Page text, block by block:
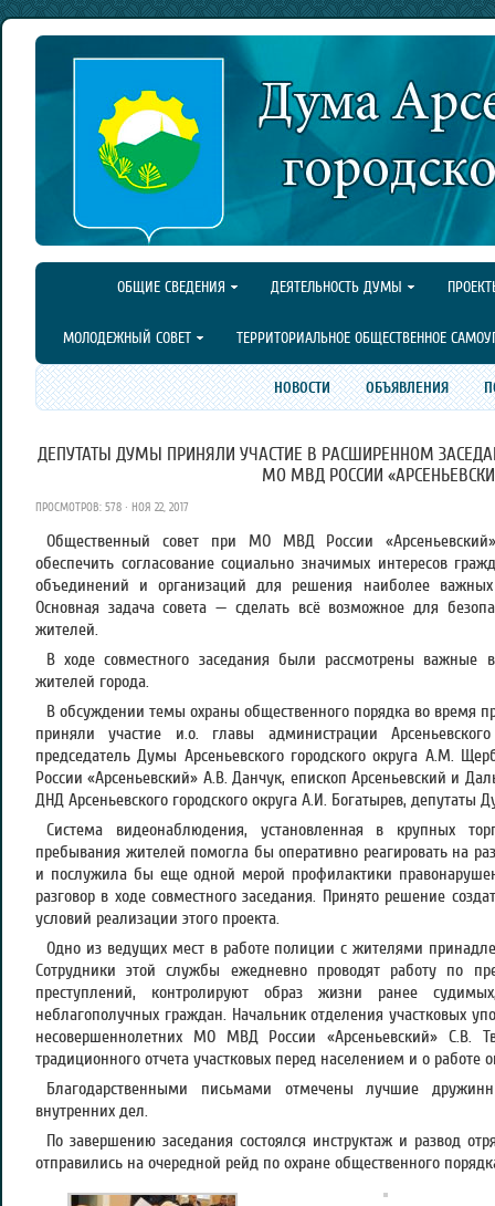
ОБЩИЕ СВЕДЕНИЯ ДЕЯТЕЛЬНОСТЬ ДУМЫ
МОЛОДЕЖНЫЙ СОВЕТ ТЕРРИТОРИАЛЬНОЕ ОБЩЕСТВЕННОЕ
НОВОСТИ ОБЪЯВЛЕНИЯ
ДЕПУТАТЫ ДУМЫ ПРИНЯЛИ УЧАСТИЕ В РАСШИРЕННОМ
МО МВД РОССИИ
ПРОСМОТРОВ: 578 · НОЯ 22, 2017
Общественный совет при МО МВД России
обеспечить согласование социально значимых интересов
объединений и организаций для решения наиболее важных
Основная задача совета — сделать всё возможное для
жителей.
В ходе совместного заседания были рассмотрены важные
жителей города.
В обсуждении темы охраны общественного порядка во время
приняли участие и.о. главы администрации
председатель Думы Арсеньевского городского округа А.М.
России «Арсеньевский» А.В. Данчук, епископ Арсеньевский и
ДНД Арсеньевского городского округа А.И. Богатырев, депутаты
Система видеонаблюдения, установленная в крупных
пребывания жителей помогла бы оперативно реагировать на
и послужила бы еще одной мерой профилактики
разговор в ходе совместного заседания. Принято решение
условий реализации этого проекта.
Одно из ведущих мест в работе полиции с жителями
Сотрудники этой службы ежедневно проводят работу по
преступлений, контролируют образ жизни ранее
неблагополучных граждан. Начальник отделения участковых
несовершеннолетних МО МВД России «Арсеньевский» С.В.
традиционного отчета участковых перед населением и о работе
Благодарственными письмами отмечены лучшие
внутренних дел.
По завершению заседания состоялся инструктаж и развод
отправились на очередной рейд по охране общественного